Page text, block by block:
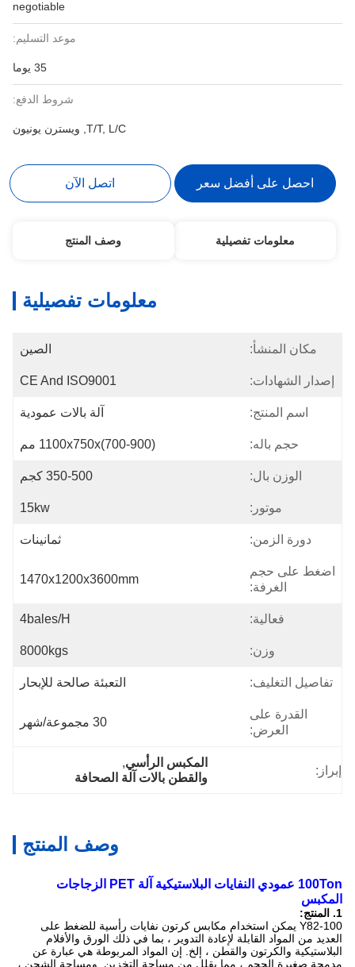
negotiable
موعد التسليم:
35 يوما
شروط الدفع:
T/T, L/C, ويسترن يونيون
احصل على أفضل سعر اتصل الآن
معلومات تفصيلية وصف المنتج
معلومات تفصيلية
مكان المنشأ: الصين
إصدار الشهادات: CE And ISO9001
اسم المنتج: آلة بالات عمودية
حجم باله: 1100x750x(700-900) مم
الوزن بال: 350-500 كجم
موتور: 15kw
دورة الزمن: ثمانينات
اضغط على حجم
الغرفة:
1470x1200x3600mm
فعالية: 4bales/h
وزن: 8000kgs
تفاصيل التغليف: التعبئة صالحة للإبحار
القدرة على
العرض:
30 مجموعة/شهر
إبراز:
المكبس الرأسي ,
والقطن بالات آلة الصحافة
وصف المنتج
100Ton عمودي النفايات البلاستيكية آلة PET الزجاجات
المكبس
1. المنتج:
Y82-100 يمكن استخدام مكابس كرتون نفايات رأسية للضغط على
العديد من المواد القابلة لإعادة التدوير ، بما في ذلك الورق والأفلام
البلاستيكية والكرتون والقطن ، إلخ. إن المواد المربوطة هي عبارة عن
مدمجة صغيرة الحجم ، مما يقلل من مساحة التخزين. ومساحة الشحن ،